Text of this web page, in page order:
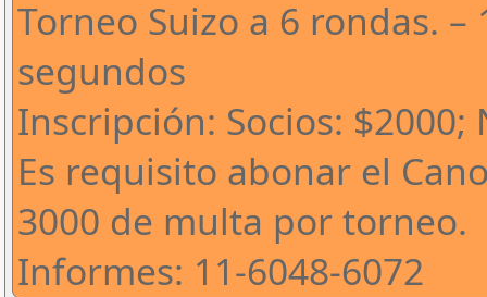
Torneo Suizo a 6 rondas.
segundos
Inscripción: Socios: $2000;
Es requisito abonar el
3000 de multa por torneo.
Informes: 11-6048-6072